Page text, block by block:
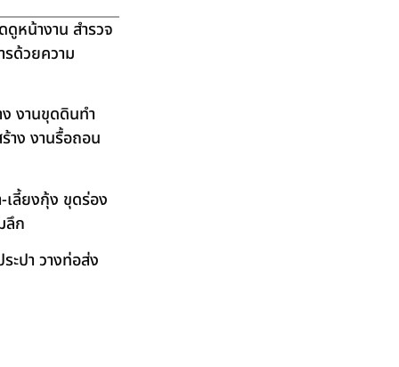
ดูหน้างาน สำรวจ
รด้วยความ
งานขุดดินทำ
าง งานรื้อถอน
เลี้ยงกุ้ง ขุดร่อง
ลึก
ะปา วางท่อส่ง